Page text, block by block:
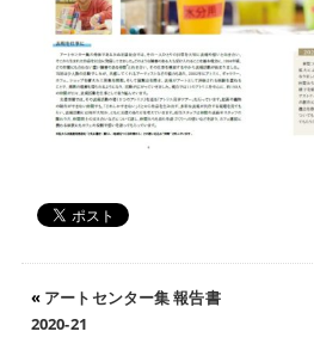
« アートセンター集 報告書
2020-21